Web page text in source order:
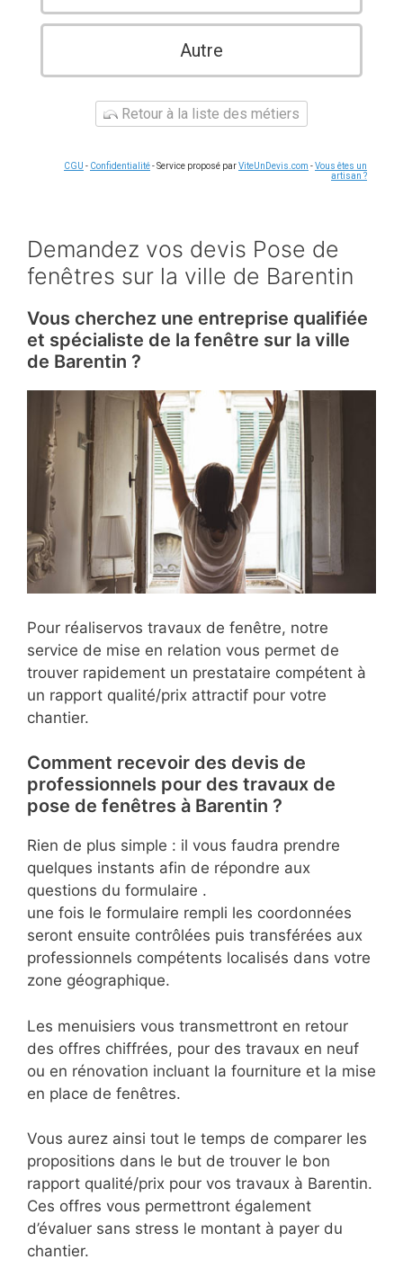
Autre
Retour à la liste des métiers
CGU - Confidentialité- Service proposé parViteUnDevis.com -Vous êtes un
artisan ?
Demandez vos devis Pose de
fenêtres sur la ville de Barentin
Vous cherchez une entreprise qualifiée
et spécialiste de la fenêtre sur la ville
de Barentin ?
Pour réaliservos travaux de fenêtre, notre
service de mise en relation vous permet de
trouver rapidement un prestataire compétent à
un rapport qualité/prix attractif pour votre
chantier.
Comment recevoir des devis de
professionnels pour des travaux de
pose de fenêtres à Barentin ?
Rien de plus simple : il vous faudra prendre
quelques instants afin de répondre aux
questions du formulaire .
une fois le formulaire rempli les coordonnées
seront ensuite contrôlées puis transférées aux
professionnels compétents localisés dans votre
zone géographique.
Les menuisiers vous transmettront en retour
des offres chiffrées, pour des travaux en neuf
ou en rénovation incluant la fourniture et la mise
en place de fenêtres.
Vous aurez ainsi tout le temps de comparer les
propositions dans le but de trouver le bon
rapport qualité/prix pour vos travaux à Barentin.
Ces offres vous permettront également
d’évaluer sans stress le montant à payer du
chantier.